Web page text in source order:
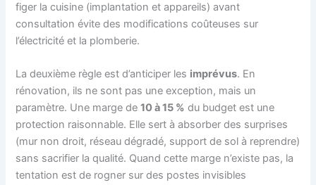
figer la cuisine (implantation et appareils) avant
consultation évite des modifications coûteuses sur
l’électricité et la plomberie.
La deuxième règle est d’anticiper les imprévus. En
rénovation, ils ne sont pas une exception, mais un
paramètre. Une marge de10 à 15 % du budget est une
protection raisonnable. Elle sert à absorber des surprises
(mur non droit, réseau dégradé, support de sol à reprendre)
sans sacrifier la qualité. Quand cette marge n’existe pas, la
tentation est de rogner sur des postes invisibles